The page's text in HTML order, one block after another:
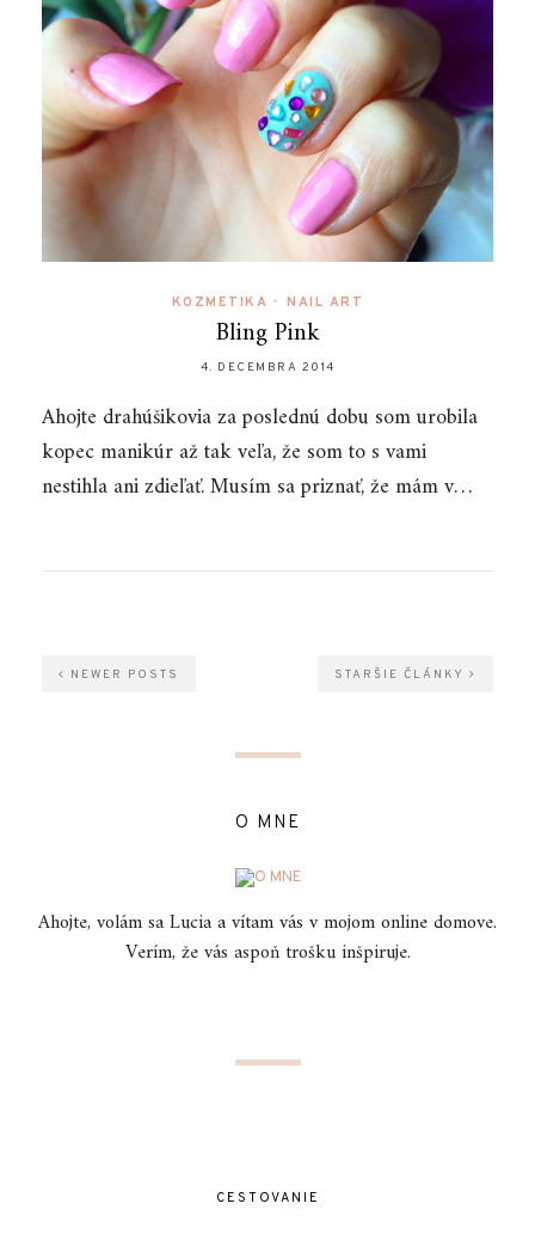
KOZMETIKA • NAIL ART
Bling Pink
4. DECEMBRA 2014
Ahojte drahúšikovia za poslednú dobu som urobila
kopec manikúr až tak veľa, že som to s vami
nestihla ani zdieľať. Musím sa priznať, že mám v…
STARŠIE ČLÁNKY
NEWER POSTS
O MNE
Ahojte, volám sa Lucia a vítam vás v mojom online domove.
Verím, že vás aspoň trošku inšpiruje.
CESTOVANIE